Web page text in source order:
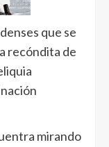
que se
recóndita de
mirando